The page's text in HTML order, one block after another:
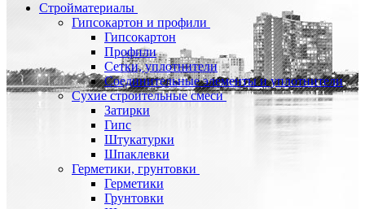
Стройматериалы
Гипсокартон и профили
Гипсокартон
Профили
Сетки, уплотнители
Соединительные элементы и уплотнители
Сухие строительные смеси
Затирки
Гипс
Штукатурки
Шпаклевки
Герметики, грунтовки
Герметики
Грунтовки